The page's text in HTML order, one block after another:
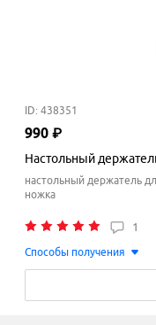
ID: 438351
990 ₽
Настольный
настольный держатель
ножка
1
Способы получения